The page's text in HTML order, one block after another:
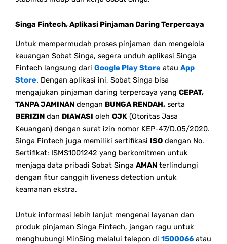
Singa Fintech, Aplikasi Pinjaman Daring Terpercaya
Untuk mempermudah proses pinjaman dan mengelola
keuangan Sobat Singa, segera unduh aplikasi Singa
Fintech langsung dari Google Play Store atau App
Store. Dengan aplikasi ini, Sobat Singa bisa
mengajukan pinjaman daring terpercaya yang CEPAT,
TANPA JAMINAN dengan BUNGA RENDAH, serta
BERIZIN dan DIAWASI oleh OJK (Otoritas Jasa
Keuangan) dengan surat izin nomor KEP-47/D.05/2020.
Singa Fintech juga memiliki sertifikasi ISO dengan No.
Sertifikat: ISMS1001242 yang berkomitmen untuk
menjaga data pribadi Sobat Singa AMAN terlindungi
dengan fitur canggih liveness detection untuk
keamanan ekstra.
Untuk informasi lebih lanjut mengenai layanan dan
produk pinjaman Singa Fintech, jangan ragu untuk
menghubungi MinSing melalui telepon di 1500066 atau